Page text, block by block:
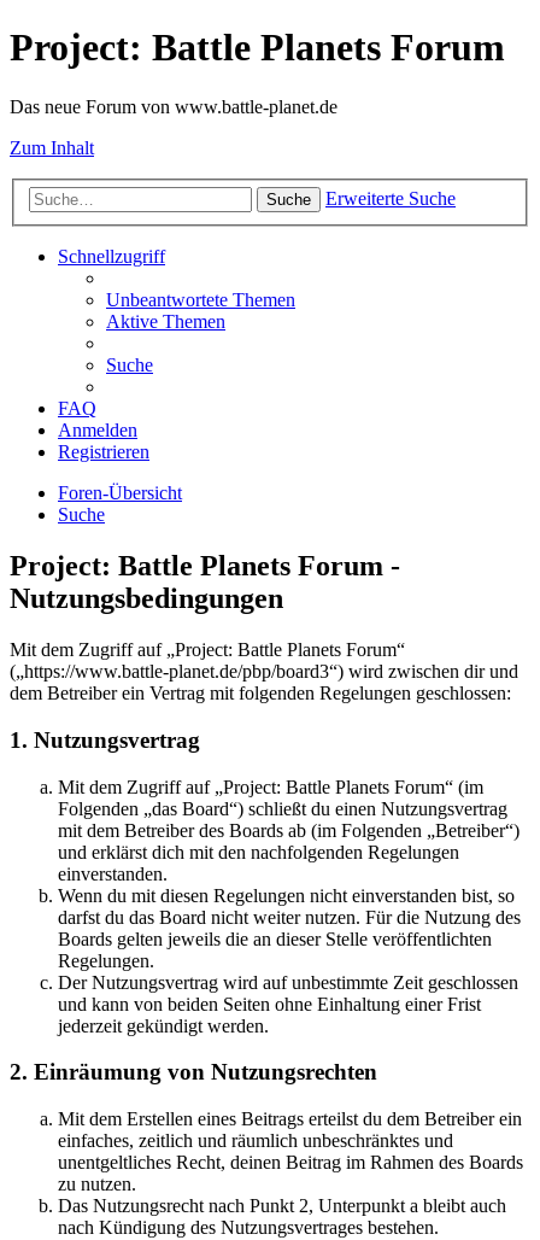
Project: Battle Planets Forum
Das neue Forum von www.battle-planet.de
Zum Inhalt
Suche Erweiterte Suche
Schnellzugriff
Unbeantwortete Themen
Aktive Themen
Suche
FAQ
Anmelden
Registrieren
Foren-Übersicht
Suche
Project: Battle Planets Forum -
Nutzungsbedingungen
Mit dem Zugriff auf „Project: Battle Planets Forum“
(„https://www.battle-planet.de/pbp/board3“) wird zwischen dir und
dem Betreiber ein Vertrag mit folgenden Regelungen geschlossen:
1. Nutzungsvertrag
Mit dem Zugriff auf „Project: Battle Planets Forum“ (im
Folgenden „das Board“) schließt du einen Nutzungsvertrag
mit dem Betreiber des Boards ab (im Folgenden „Betreiber“)
und erklärst dich mit den nachfolgenden Regelungen
einverstanden.
Wenn du mit diesen Regelungen nicht einverstanden bist, so
darfst du das Board nicht weiter nutzen. Für die Nutzung des
Boards gelten jeweils die an dieser Stelle veröffentlichten
Regelungen.
Der Nutzungsvertrag wird auf unbestimmte Zeit geschlossen
und kann von beiden Seiten ohne Einhaltung einer Frist
jederzeit gekündigt werden.
2. Einräumung von Nutzungsrechten
Mit dem Erstellen eines Beitrags erteilst du dem Betreiber ein
einfaches, zeitlich und räumlich unbeschränktes und
unentgeltliches Recht, deinen Beitrag im Rahmen des Boards
zu nutzen.
Das Nutzungsrecht nach Punkt 2, Unterpunkt a bleibt auch
nach Kündigung des Nutzungsvertrages bestehen.